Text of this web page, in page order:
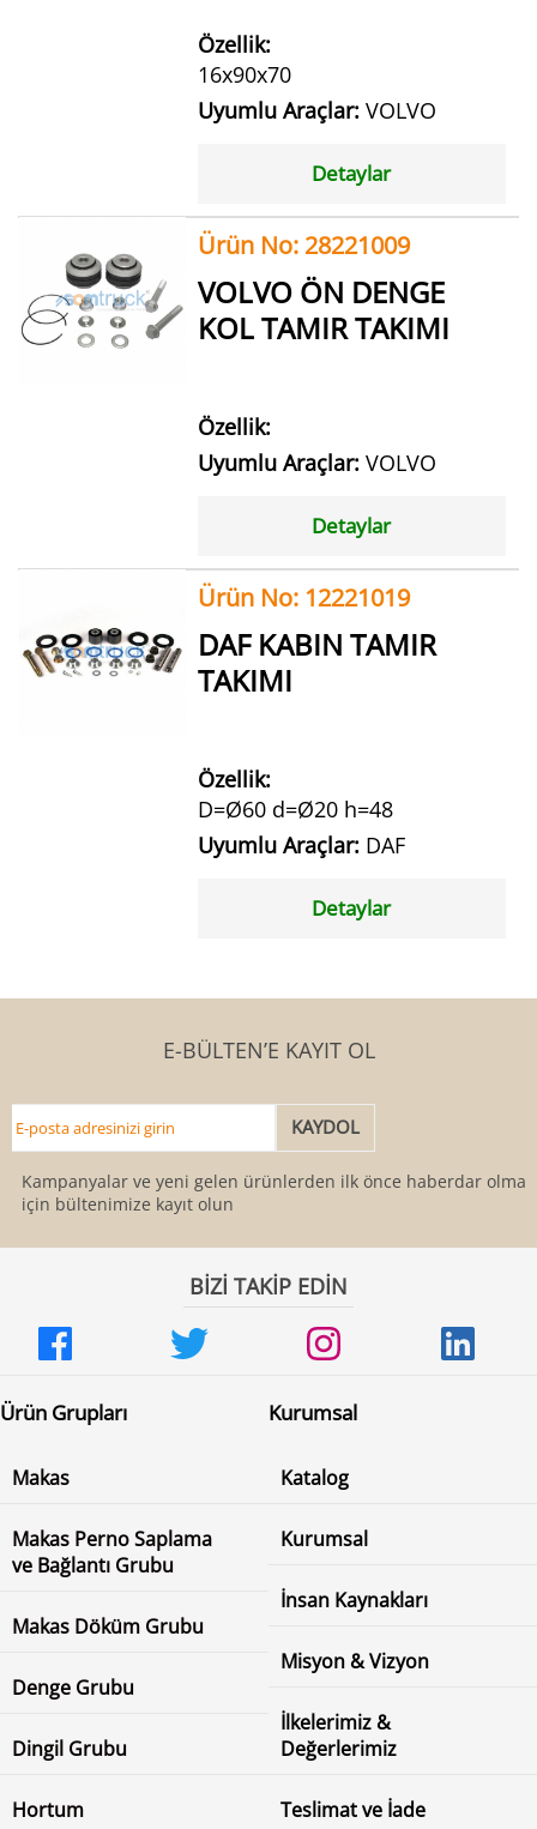
Özellik:
16x90x70
Uyumlu Araçlar: VOLVO
Detaylar
Ürün No: 28221009
VOLVO ÖN DENGE
KOL TAMIR TAKIMI
Özellik:
Uyumlu Araçlar: VOLVO
Detaylar
Ürün No: 12221019
DAF KABIN TAMIR
TAKIMI
Özellik:
D=Ø60 d=Ø20 h=48
Uyumlu Araçlar: DAF
Detaylar
E-BÜLTEN’E KAYIT OL
Kampanyalar ve yeni gelen ürünlerden ilk önce haberdar olmak
için bültenimize kayıt olun
BİZİ TAKİP EDİN
Ürün Grupları
Makas
Makas Perno Saplama
ve Bağlantı Grubu
Makas Döküm Grubu
Denge Grubu
Dingil Grubu
Hortum
Kurumsal
Katalog
Kurumsal
İnsan Kaynakları
Misyon & Vizyon
İlkelerimiz &
Değerlerimiz
Teslimat ve İade